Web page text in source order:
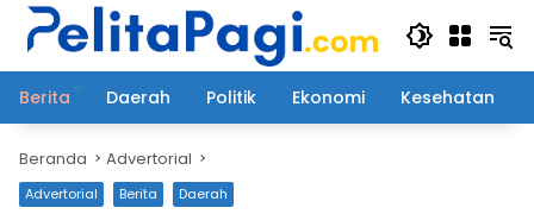
Langsung
Berita
Daerah Politik Ekonomi Kesehatan
Beranda Advertorial
Advertorial Berita Daerah